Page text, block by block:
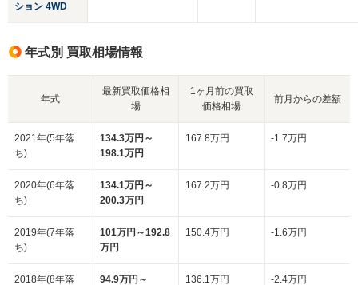
ション 4WD
年式別 買取相場情報
年式
最新買取価格相
場
1ヶ月前の買取
価格相場
前月からの差額
2021年(5年落
ち)
134.3万円～
198.1万円
167.8万円 -1.7万円
2020年(6年落
ち)
134.1万円～
200.3万円
167.2万円 -0.8万円
2019年(7年落
ち)
101万円～192.8
万円
150.4万円 -1.6万円
2018年(8年落
94.9万円～
136.1万円 -2.4万円